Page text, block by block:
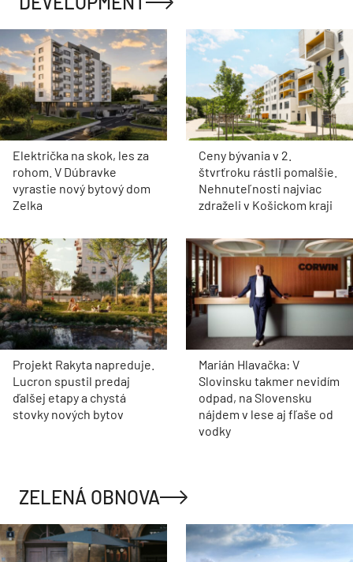
Električka na skok, les za
rohom. V Dúbravke
vyrastie nový bytový dom
Zelka
Ceny bývania v 2.
štvrťroku rástli pomalšie.
Nehnuteľnosti najviac
zdraželi v Košickom kraji
Projekt Rakyta napreduje.
Lucron spustil predaj
ďalšej etapy a chystá
stovky nových bytov
Marián Hlavačka: V
Slovinsku takmer nevidím
odpad, na Slovensku
nájdem v lese aj fľaše od
vodky
ZELENÁ OBNOVA